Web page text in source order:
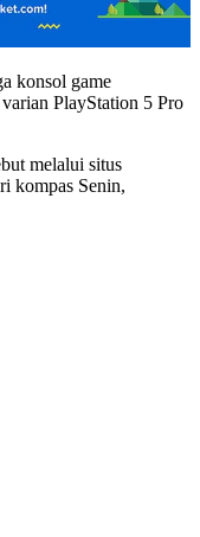
konsol game
PlayStation 5 Pro
melalui situs
kompas Senin,